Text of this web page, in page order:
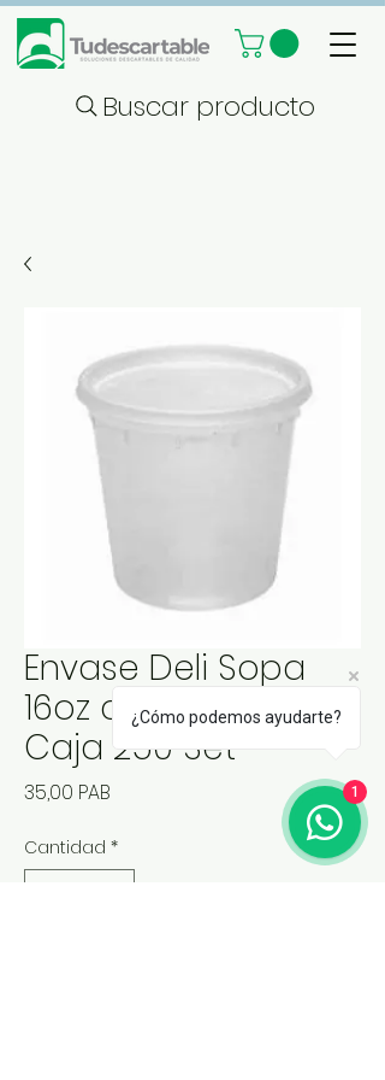
Buscar producto
Envase Deli Sopa
16oz con Tapa /
Caja 250 Set
35,00 PAB
Cantidad *
¿Cómo podemos ayudarte?
1